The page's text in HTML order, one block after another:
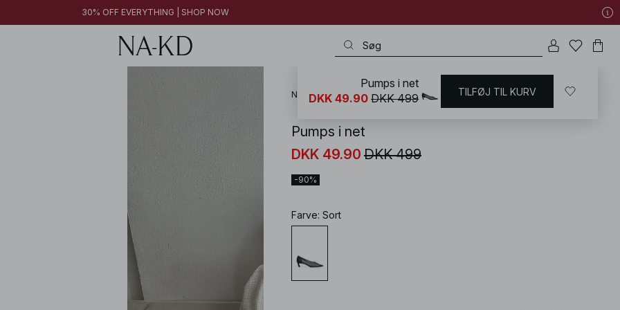
30% OFF EVERYTHING | SHOP NOW
NA-KD / Nytårstøj / Nytårssko
Pumps i net
DKK 49.90 DKK 499
-90%
Farve: Sort
Pumps i net
DKK 49.90 DKK 499 TILFØJ TIL KURV